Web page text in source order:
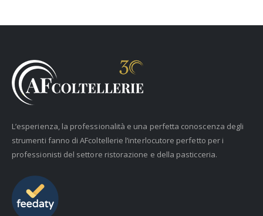
L’esperienza, la professionalità e una perfetta conoscenza degli
strumenti fanno di AFcoltellerie l’interlocutore perfetto per i
professionisti del settore ristorazione e della pasticceria.